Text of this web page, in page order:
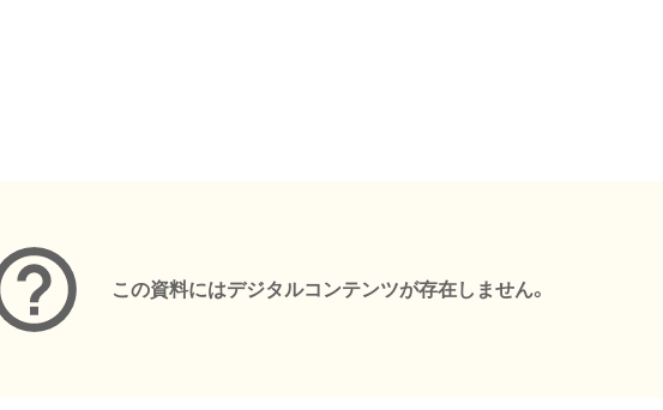
この資料にはデジタルコンテンツが存在しません。